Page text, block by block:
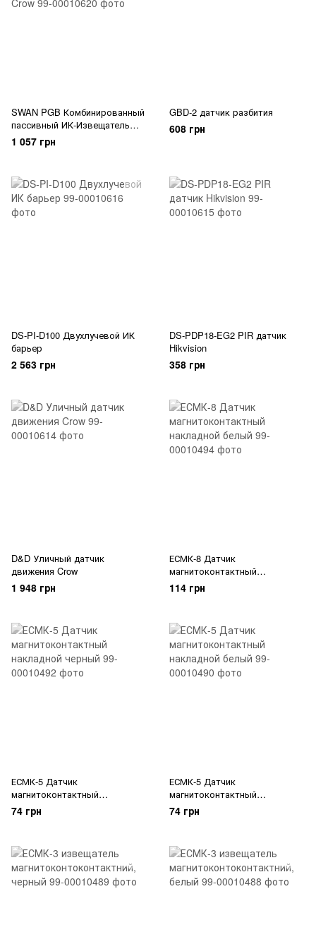
SWAN PGB Комбинированный
пассивный ИК-Извещатель
Crow
1 057 грн
GBD-2 датчик разбития
608 грн
DS-PI-D100 Двухлучевой ИК
барьер
2 563 грн
DS-PDP18-EG2 PIR датчик
Hikvision
358 грн
D&D Уличный датчик
движения Crow
1 948 грн
ЕСМК-8 Датчик
магнитоконтактный
накладной белый
114 грн
ЕСМК-5 Датчик
магнитоконтактный
накладной черный
74 грн
ЕСМК-5 Датчик
магнитоконтактный
накладной белый
74 грн